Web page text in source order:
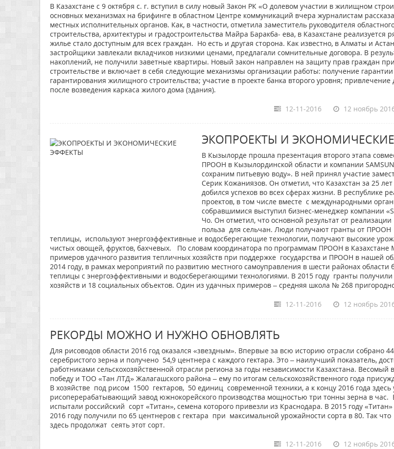
В Казахстане с 9 октября с. г. вступил в силу новый Закон РК «О долевом участии в жилищном
основных механизмах на брифинге в областном Центре коммуникаций вчера журналистам
местных исполнительных органов. Как, в частности, отметила заместитель руководителя
строительства, архитектуры и градостроительства Майра Баракба- ева, в Казахстане реализуется
жилье стало доступным для всех граждан. Но есть и другая сторона. Как известно, в Алматы и
застройщики завлекали вкладчиков низкими ценами, предлагали сомнительные договора. В
накоплений, не получили заветные квартиры. Новый закон направлен на защиту прав граждан
строительстве и включает в себя следующие механизмы организации работы: получение
гарантирования жилищного строительства; участие в проекте банка второго уровня;
после возведения каркаса жилого дома (здания).
12-11-2016 12 ноябрь
ЭКОПРОЕКТЫ И
В Кызылорде прошла презентация второго этапа
ПРООН в Кызылординской области и компании
сохраним питьевую воду». В ней принял участие
Серик Кожаниязов. Он отметил, что Казахстан за 25
добился успехов во всех сферах жизни. В республике
проектов, в том числе вместе с международными
собравшимися выступил бизнес-менеджер компании
Чо. Он отметил, что основной результат от
польза для сельчан. Люди получают гранты от
теплицы, используют энергоэффективные и водосберегающие технологии, получают высокие
чистых овощей, фруктов, бахчевых. По словам координатора по программам ПРООН в
примеров удачного развития тепличных хозяйств при поддержке государства и ПРООН в нашей
2014 году, в рамках мероприятий по развитию местного самоуправления в шести районах области
теплицы с энергоэффективными и водосберегающими технологиями. В 2015 году гранты
хозяйств и 18 социальных объектов. Один из удачных примеров – средняя школа № 268
12-11-2016 12 ноябрь
РЕКОРДЫ МОЖНО И НУЖНО ОБНОВЛЯТЬ
Для рисоводов области 2016 год оказался «звездным». Впервые за всю историю отрасли собрано
серебристого зерна и получено 54,9 центнера с каждого гектара. Это – наилучший показатель,
работниками сельскохозяйственной отрасли региона за годы независимости Казахстана. Весомый
победу и ТОО «Тан ЛТД» Жалагашского района – ему по итогам сельскохозяйственного года
В хозяйстве под рисом 1500 гектаров, 50 единиц современной техники, а к концу 2016 года здесь
рисоперерабатывающий завод южнокорейского производства мощностью три тонны зерна в час.
испытали российский сорт «Титан», семена которого привезли из Краснодара. В 2015 году
2016 году получили по 65 центнеров с гектара при максимальной урожайности сорта в 80. Так
здесь продолжат сеять этот сорт.
12-11-2016 12 ноябрь